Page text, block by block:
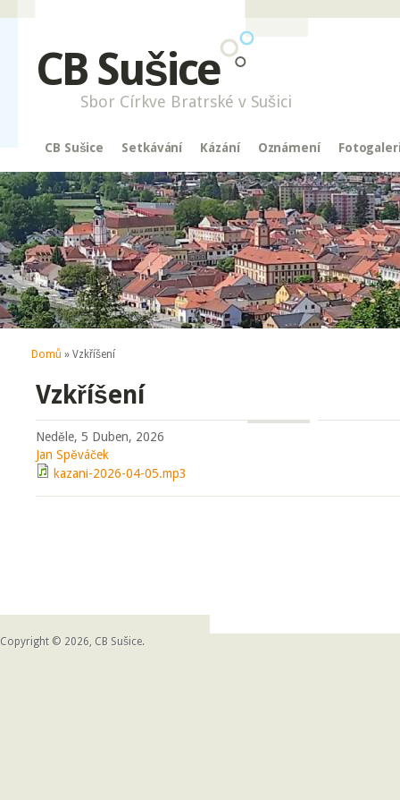
CB Sušice
Sbor Církve Bratrské v Sušici
CB Sušice Setkávání Kázání Oznámení
Jste zde
Domů » Vzkříšení
Vzkříšení
Neděle, 5 Duben, 2026
Jan Spěváček
kazani-2026-04-05.mp3
Copyright © 2026, CB Sušice.